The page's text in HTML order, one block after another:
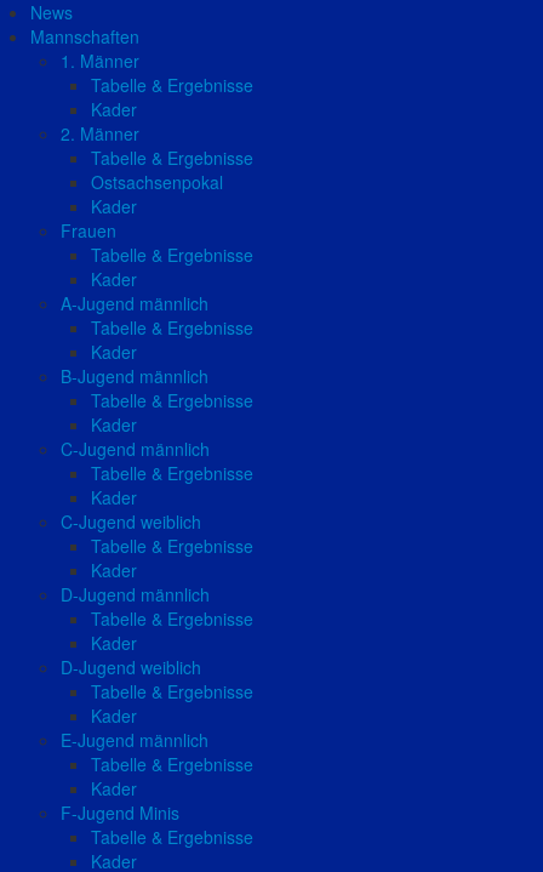
News
Mannschaften
1. Männer
Tabelle & Ergebnisse
Kader
2. Männer
Tabelle & Ergebnisse
Ostsachsenpokal
Kader
Frauen
Tabelle & Ergebnisse
Kader
A-Jugend männlich
Tabelle & Ergebnisse
Kader
B-Jugend männlich
Tabelle & Ergebnisse
Kader
C-Jugend männlich
Tabelle & Ergebnisse
Kader
C-Jugend weiblich
Tabelle & Ergebnisse
Kader
D-Jugend männlich
Tabelle & Ergebnisse
Kader
D-Jugend weiblich
Tabelle & Ergebnisse
Kader
E-Jugend männlich
Tabelle & Ergebnisse
Kader
F-Jugend Minis
Tabelle & Ergebnisse
Kader